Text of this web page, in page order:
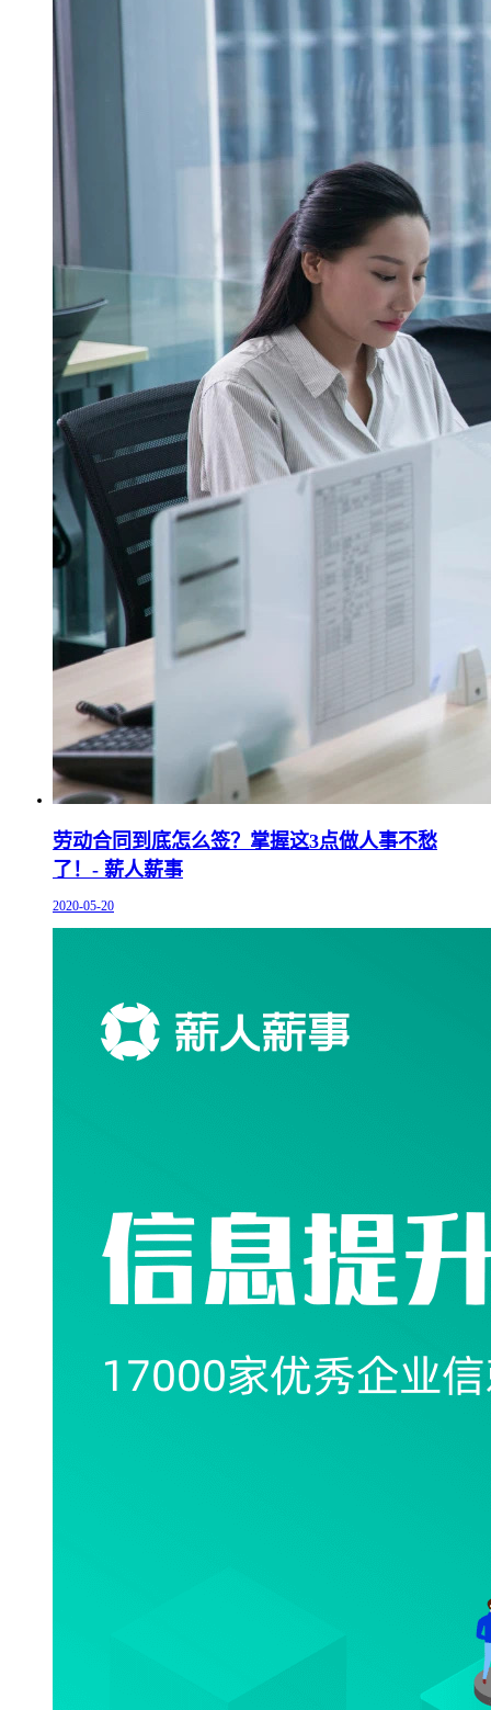
劳动合同到底怎么签？掌握这3点做人事不愁
了！- 薪人薪事
2020-05-20